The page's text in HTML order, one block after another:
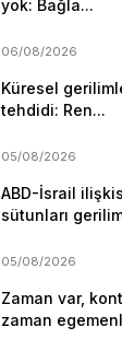
yok: Bağla...
06/08/2026
Küresel
tehdidi: Ren...
05/08/2026
ABD-İsrail
sütunları
05/08/2026
Zaman var,
zaman